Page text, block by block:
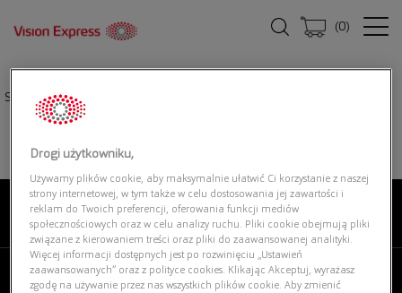
(0)
Strona główna|
O NAS
MOJE VISION EXPRESS
Drogi użytkowniku,
Używamy plików cookie, aby maksymalnie ułatwić Ci korzystanie z naszej
strony internetowej, w tym także w celu dostosowania jej zawartości i
reklam do Twoich preferencji, oferowania funkcji mediów
społecznościowych oraz w celu analizy ruchu. Pliki cookie obejmują pliki
związane z kierowaniem treści oraz pliki do zaawansowanej analityki.
Więcej informacji dostępnych jest po rozwinięciu „Ustawień
zaawansowanych” oraz z polityce cookies. Klikając Akceptuj, wyrażasz
zgodę na używanie przez nas wszystkich plików cookie. Aby zmienić